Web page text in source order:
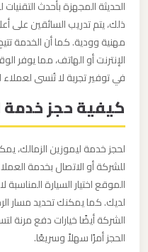
الحديثة المجهزة بأحدث
ذلك، يتم تدريب السائقين
مهنية وودية. كما أن الخدمة
الإنترنت أو الهاتف، مما
في توفير تجربة لا تُنسى لعملاء
كيفية حجز خدمة
لحجز خدمة ليموزين الزمالك،
للشركة أو الاتصال بخدمة
الموقع اختيار السيارة المناسبة
لديك. كما يمكنك تحديد مسار
الشركة أيضًا خيارات دفع مرنة
الحجز أمرًا سهلاً وسريعًا.
العرب
ليموزين
الاسكندرية
مطار
القاهرة
ليموزين
مرسي